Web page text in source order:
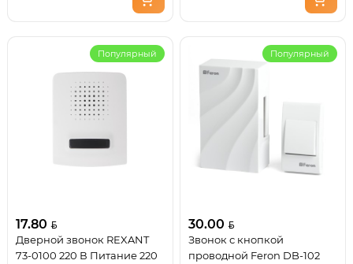
Популярный
17.80
Дверной звонок REXANT
73-0100 220 В Питание 220
Популярный
30.00
Звонок с кнопкой
проводной Feron DB-102